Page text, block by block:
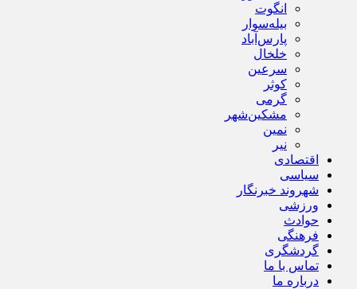
انگوت
بیله‌سوار
پارس‌آباد
خلخال
سرعین
کوثر
گرمی
مشکین‌شهر
نمین
نیر
اقتصادی
سیاسی
شهروند خبرنگار
ورزشی
حوادث
فرهنگی
گردشگری
تماس با ما
درباره ما